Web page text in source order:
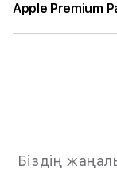
Apple Premium
Біздің